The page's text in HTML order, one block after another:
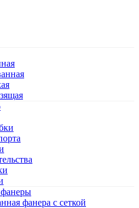
фанера с сеткой